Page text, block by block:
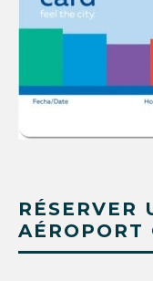
RÉSERVER
AÉROPORT